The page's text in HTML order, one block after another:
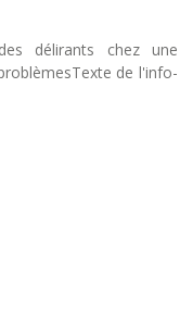
délirants chez une
Texte de l'info-